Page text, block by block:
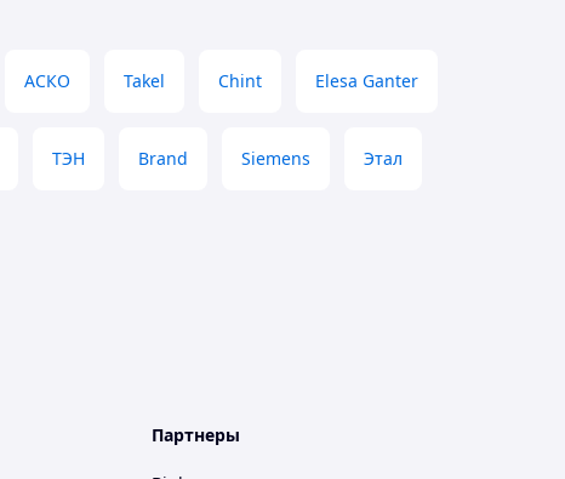
АСКО Takel Chint Elesa Ganter
ТЭН Brand Siemens Этал
Партнеры